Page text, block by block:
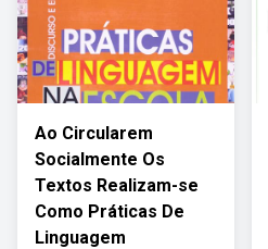
Ao Circularem
Socialmente Os
Textos Realizam-se
Como Práticas De
Linguagem